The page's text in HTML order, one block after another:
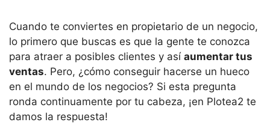
Cuando te conviertes en propietario de un negocio,
lo primero que buscas es que la gente te conozca
para atraer a posibles clientes y así aumentar tus
ventas. Pero, ¿cómo conseguir hacerse un hueco
en el mundo de los negocios? Si esta pregunta
ronda continuamente por tu cabeza, ¡en Plotea2 te
damos la respuesta!